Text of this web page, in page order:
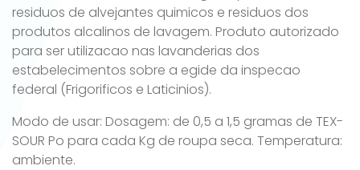
residuos de alvejantes quimicos e residuos dos
produtos alcalinos de lavagem. Produto autorizado
para ser utilizacao nas lavanderias dos
estabelecimentos sobre a egide da inspecao
federal (Frigorificos e Laticinios).
Modo de usar: Dosagem: de 0,5 a 1,5 gramas de TEX-
SOUR Po para cada Kg de roupa seca. Temperatura:
ambiente.